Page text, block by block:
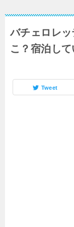
バチェロレ
こ？宿泊し
Tweet